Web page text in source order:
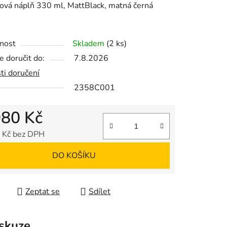
náplň 330 ml, MattBlack, matná černá
Skladem (2 ks)
doručit do:
7.8.2026
doručení
2358C001
Kč
bez DPH
DO KOŠÍKU
Zeptat se Sdílet